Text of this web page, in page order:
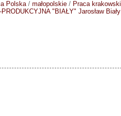
Polska/ małopolskie / Praca krakowski
"BIAŁY" Jarosław Biały